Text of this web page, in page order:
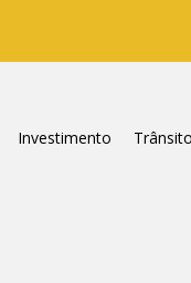
Investimento
Trânsito